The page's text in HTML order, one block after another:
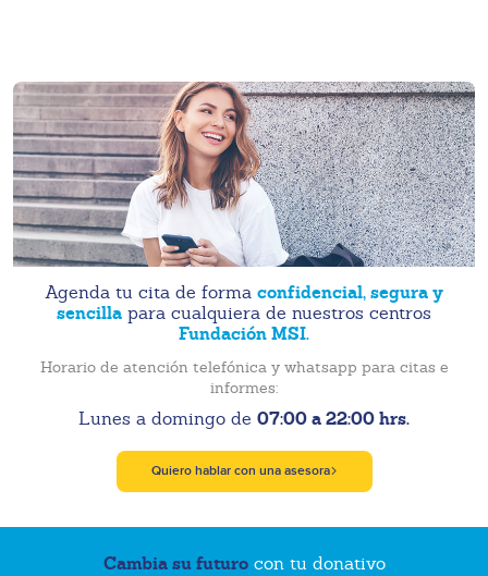
Agenda tu cita de forma confidencial, segura y
sencilla para cualquiera de nuestros centros
Fundación MSI.
Horario de atención telefónica y whatsapp para citas e
informes:
Lunes a domingo de 07:00 a 22:00 hrs.
Quiero hablar con una asesora
Cambia su futurocon tu donativo